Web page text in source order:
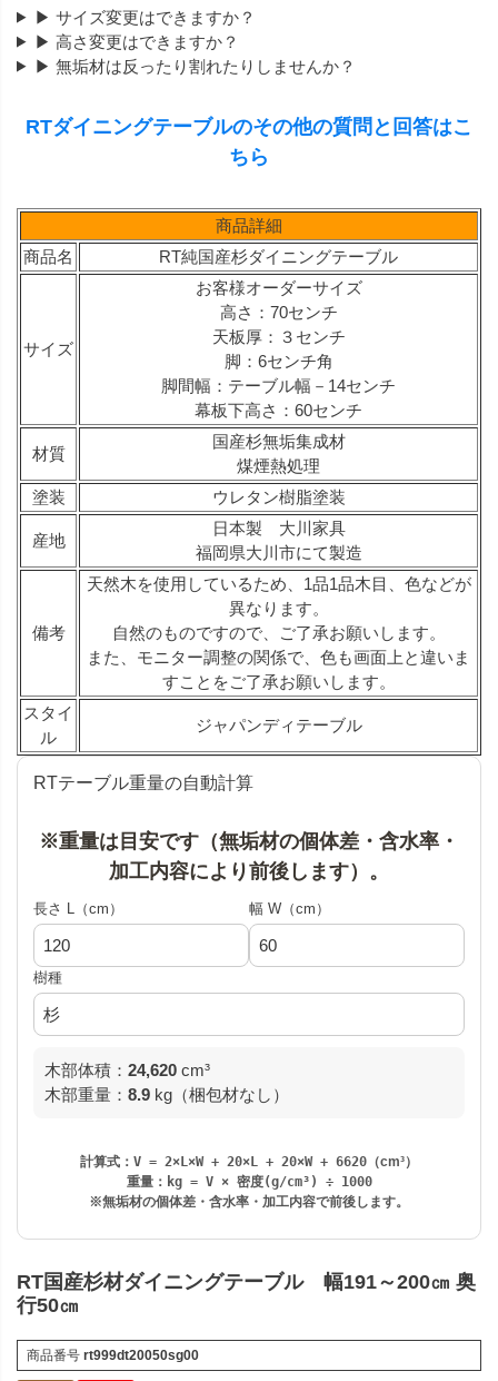
▶ サイズ変更はできますか？
▶ 高さ変更はできますか？
▶ 無垢材は反ったり割れたりしませんか？
RTダイニングテーブルのその他の質問と回答はこ
ちら
商品詳細
商品名
RT純国産杉ダイニングテーブル
サイズ
お客様オーダーサイズ
高さ：70センチ
天板厚：３センチ
脚：6センチ角
脚間幅：テーブル幅－14センチ
幕板下高さ：60センチ
材質
国産杉無垢集成材
煤煙熱処理
塗装
ウレタン樹脂塗装
産地
日本製 大川家具
福岡県大川市にて製造
備考
天然木を使用しているため、1品1品木目、色などが
異なります。
自然のものですので、ご了承お願いします。
また、モニター調整の関係で、色も画面上と違いま
すことをご了承お願いします。
スタイ
ル
ジャパンディテーブル
RTテーブル重量の自動計算
※重量は目安です（無垢材の個体差・含水率・
加工内容により前後します）。
長さ L（cm） 幅 W（cm）
樹種
木部体積： 24,620 cm³
木部重量： 8.9 kg（梱包材なし）
計算式： V = 2×L×W + 20×L + 20×W + 6620 （cm³）
重量： kg = V × 密度(g/cm³) ÷ 1000
※無垢材の個体差・含水率・加工内容で前後します。
RT国産杉材ダイニングテーブル 幅191～200㎝ 奥
行50㎝
商品番号 rt999dt20050sg00